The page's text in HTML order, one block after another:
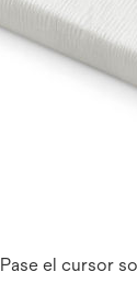
Pase el cursor